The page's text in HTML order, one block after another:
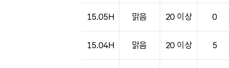
15.05H 맑음 20 이상 0
15.04H 맑음 20 이상 5